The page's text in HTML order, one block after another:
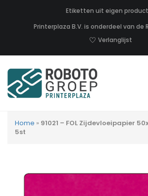
Etiketten uit eigen
Printerplaza B.V. is onderdeel van de
Verlanglijst
Home » 91021 – FOL Zijdevloeipapier
5st